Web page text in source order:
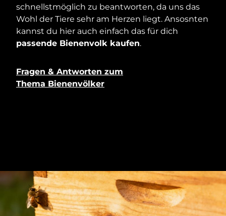
schnellstmöglich zu beantworten, da uns das
Wohl der Tiere sehr am Herzen liegt. Ansosnten
kannst du hier auch einfach das für dich
passende Bienenvolk kaufen.
Fragen & Antworten zum
Thema Bienenvölker